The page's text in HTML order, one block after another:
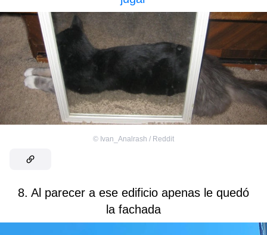
© Ivan_Analrash / Reddit
8. Al parecer a ese edificio apenas le quedó
la fachada